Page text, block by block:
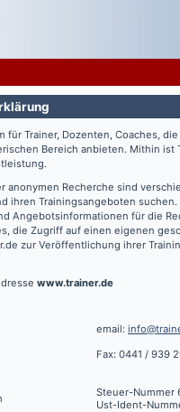
für Trainer, Dozenten, Coaches,
Bereich anbieten. Mithin ist
anonymen Recherche sind
ihren Trainingsangeboten
Angebotsinformationen für die
die Zugriff auf einen eigenen
zur Veröffentlichung ihrer
www.trainer.de
email:
Fax: 0441 / 939
Steuer-Nummer
Ust-Ident-